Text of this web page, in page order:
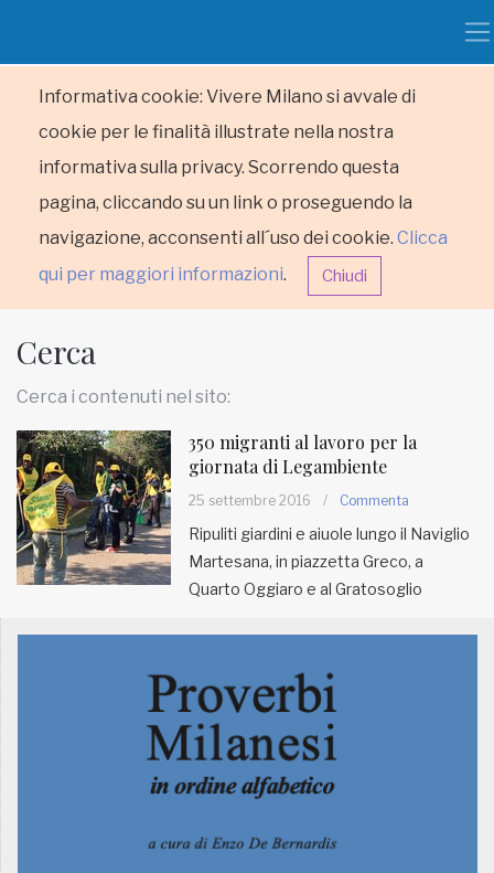
Informativa cookie: Vivere Milano si avvale di
cookie per le finalità illustrate nella nostra
informativa sulla privacy. Scorrendo questa
pagina, cliccando su un link o proseguendo la
navigazione, acconsenti all´uso dei cookie. Clicca
qui per maggiori informazioni. Chiudi
HOME
RUBRICHE
MUNICIPI
www.viveremilano.info
Fondato e diretto da Enzo De
Imbonati, 89 20159 Milano (Italia)
Cerca
Cerca i contenuti nel sito:
350 migranti al lavoro per la
giornata di Legambiente
25 settembre 2016 / Commenta
Ripuliti giardini e aiuole lungo il Naviglio
Martesana, in piazzetta Greco, a
Quarto Oggiaro e al Gratosoglio